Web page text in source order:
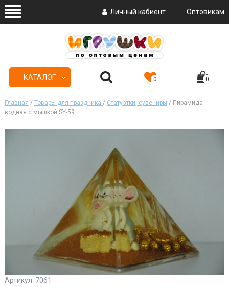
Личный кабиент Оптовикам
КАТАЛОГ 0 0
Главная / Товары для праздника / Статуэтки, сувениры / Пирамида
водная с мышкой SY-59
Артикул: 7061